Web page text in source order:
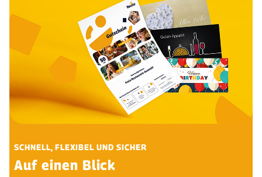
SCHNELL, FLEXIBEL UND SICHER
Auf einen Blick